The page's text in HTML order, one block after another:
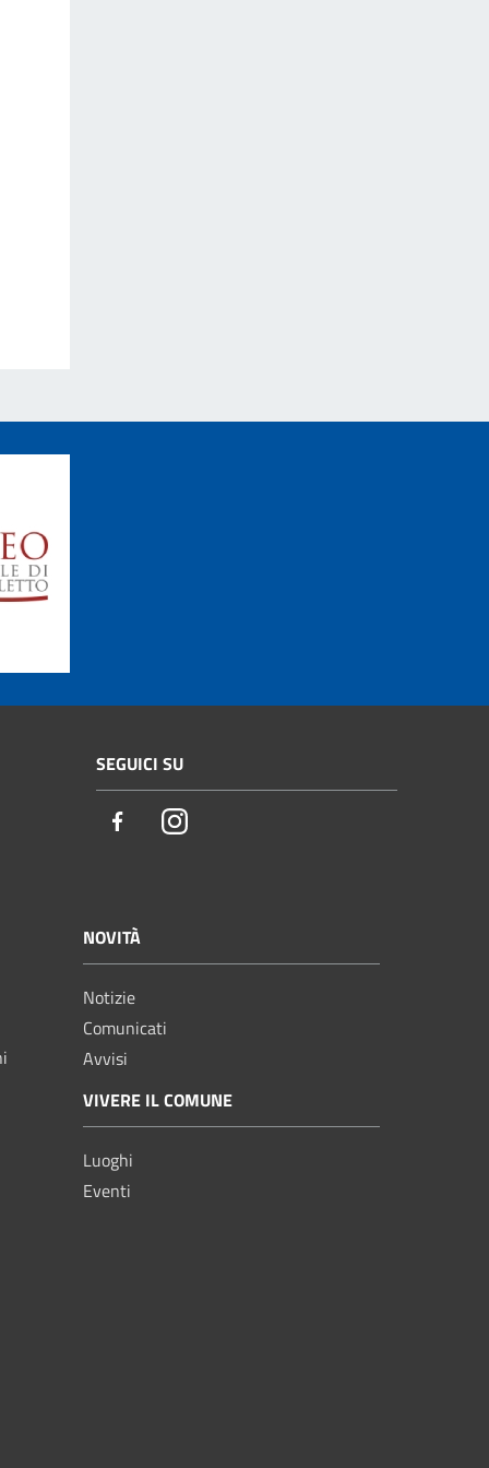
SEGUICI SU
FacebookInstagram
NOVITÀ
Notizie
Comunicati
Avvisi
VIVERE IL COMUNE
Luoghi
Eventi